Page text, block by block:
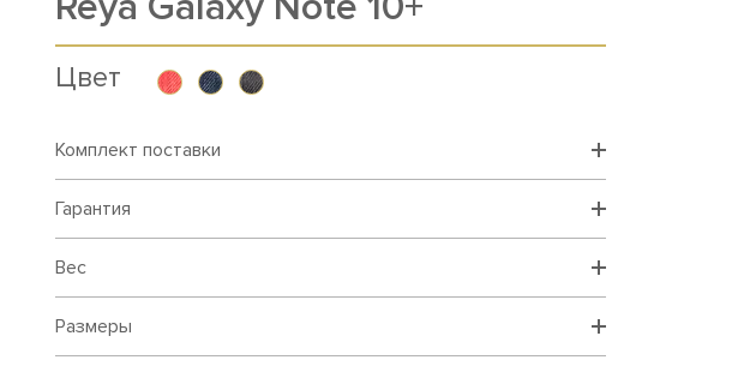
Цвет
Комплект поставки
Гарантия
Вес
Размеры